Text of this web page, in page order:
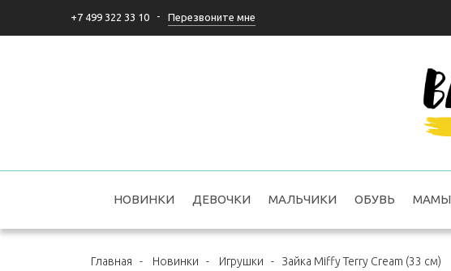
+7 499 322 33 10 - Перезвоните мне
НОВИНКИ ДЕВОЧКИ МАЛЬЧИКИ ОБУВЬ МАМЫ
Главная - Новинки - Игрушки - Зайка Miffy Terry Cream (33 см)